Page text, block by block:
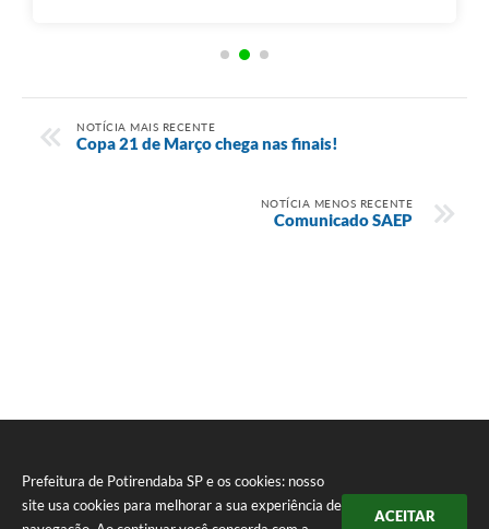
Prefeitura de Potirendaba SP e os cookies: nosso
site usa cookies para melhorar a sua experiência de
ACEITAR
NOTÍCIA MAIS RECENTE
Copa 21 de Março chega nas finais!
NOTÍCIA MENOS RECENTE
Comunicado SAEP